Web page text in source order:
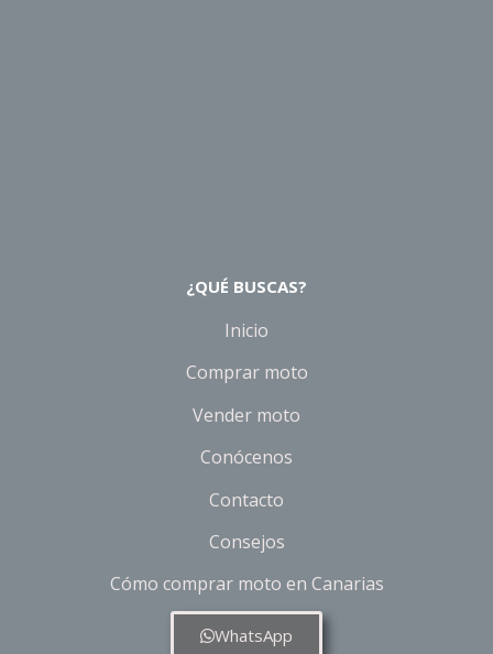
¿QUÉ BUSCAS?
Inicio
Comprar moto
Vender moto
Conócenos
Contacto
Consejos
Cómo comprar moto en Canarias
WhatsApp